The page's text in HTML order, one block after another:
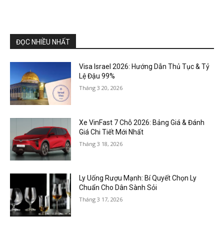
ĐỌC NHIỀU NHẤT
Visa Israel 2026: Hướng Dẫn Thủ Tục & Tỷ
Lệ Đậu 99%
Tháng 3 20, 2026
Xe VinFast 7 Chỗ 2026: Bảng Giá & Đánh
Giá Chi Tiết Mới Nhất
Tháng 3 18, 2026
Ly Uống Rượu Mạnh: Bí Quyết Chọn Ly
Chuẩn Cho Dân Sành Sỏi
Tháng 3 17, 2026